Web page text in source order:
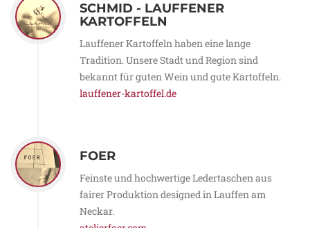
SCHMID - LAUFFENER
KARTOFFELN
Lauffener Kartoffeln haben eine lange
Tradition. Unsere Stadt und Region sind
bekannt für guten Wein und gute Kartoffeln.
lauffener-kartoffel.de
FOER
Feinste und hochwertige Ledertaschen aus
fairer Produktion designed in Lauffen am
Neckar.